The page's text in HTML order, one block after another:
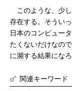
このような、少
存在する。そうい
日本のコンピュー
たくないだけなの
に瀕する結果になろ
関連キーワード